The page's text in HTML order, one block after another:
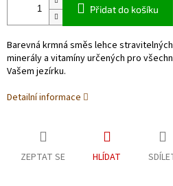
Přidat do košíku
Barevná krmná směs lehce
minerály a vitamíny určených pro
Vašem jezírku.
Detailní informace
ZEPTAT SE HLÍDAT